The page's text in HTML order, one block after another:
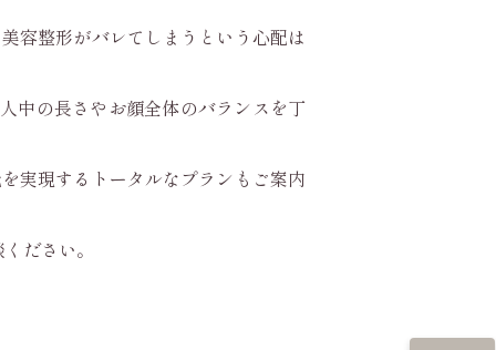
容整形がバレてしまうという心配は
中の長さやお顔全体のバランスを丁
実現するトータルなプランもご案内
ださい。